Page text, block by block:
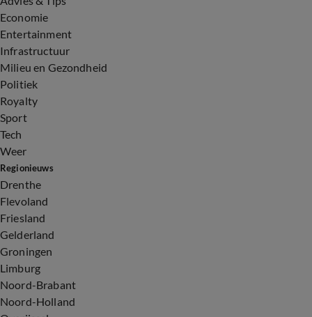
Economie
Entertainment
Infrastructuur
Milieu en Gezondheid
Politiek
Royalty
Sport
Tech
Weer
Regionieuws
Drenthe
Flevoland
Friesland
Gelderland
Groningen
Limburg
Noord-Brabant
Noord-Holland